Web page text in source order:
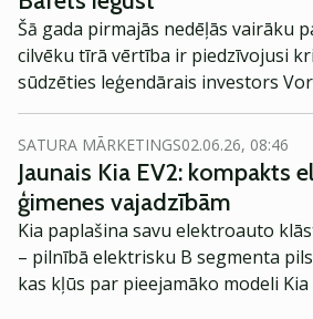
panikā, intervijā Investoruklubs.lv
Aktīvu pārvaldes un pensiju daļas
Krūmiņš.
Šā gada pirmajās nedēļās vairāku
cilvēku tīrā vērtība ir piedzīvojusi
sūdzēties leģendārais investors
Buffett), kura aktīvu vērtība šajā
augusi -, ziņoCNBC.
SATURA MĀRKETINGS02.06.26, 08:46
Jaunais Kia EV2: kompakts
ģimenes vajadzībām
Kia paplašina savu elektroauto
– pilnībā elektrisku B segmenta
kas kļūs par pieejamāko modeli